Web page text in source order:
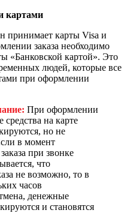
картами
принимает карты Visa и
заказа необходимо
«Банковской картой». Это
людей, которые все
при оформлении
При оформлении
средства на карте
но не
в момент
при звонке
что
не возможно, то в
часов
денежные
и становятся